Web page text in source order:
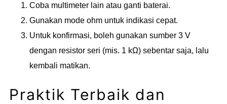
Coba multimeter lain atau ganti baterai.
Gunakan mode ohm untuk indikasi cepat.
Untuk konfirmasi, boleh gunakan sumber 3 V
dengan resistor seri (mis. 1 kΩ) sebentar saja, lalu
kembali matikan.
Praktik Terbaik dan